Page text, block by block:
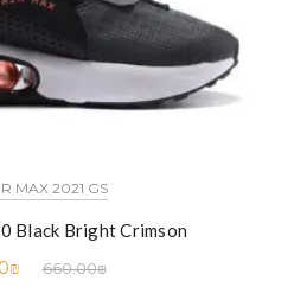
MAX 2021 GS
Black Bright Crimson
660.00₪
₪